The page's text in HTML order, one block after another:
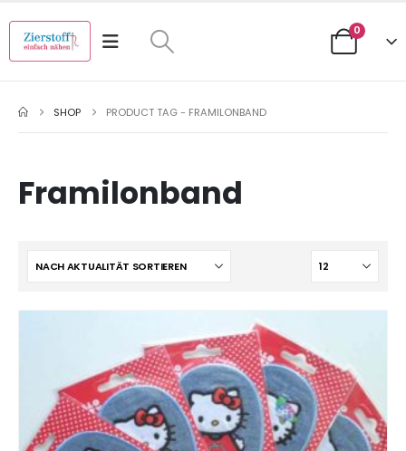
0
SHOP PRODUCT TAG - FRAMILONBAND
Framilonband